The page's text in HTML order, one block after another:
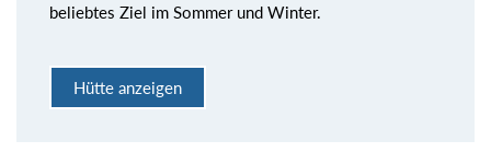
beliebtes Ziel im Sommer und Winter.
Hütte anzeigen